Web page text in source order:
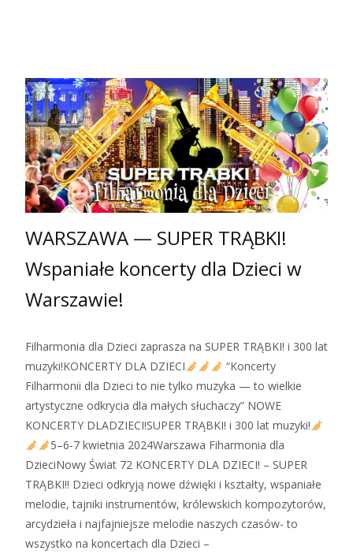
WARSZAWA — SUPER TRĄBKI!
Wspaniałe koncerty dla Dzieci w
Warszawie!
Filharmonia dla Dzieci zaprasza na SUPER TRĄBKI! i 300 lat
muzyki!KONCERTY DLA DZIECI
“Koncerty
Filharmonii dla Dzieci to nie tylko muzyka — to wielkie
artystyczne odkrycia dla małych słuchaczy” NOWE
KONCERTY DLADZIECI!SUPER TRĄBKI! i 300 lat muzyki!
5–6‑7 kwietnia 2024Warszawa Fiharmonia dla
DzieciNowy Świat 72 KONCERTY DLA DZIECI! – SUPER
TRĄBKI!! Dzieci odkryją nowe dźwięki i kształty, wspaniałe
melodie, tajniki instrumentów, królewskich kompozytorów,
arcydzieła i najfajniejsze melodie naszych czasów- to
wszystko na koncertach dla Dzieci –